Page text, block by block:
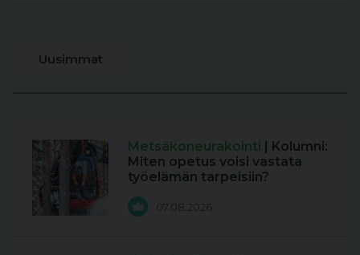
Uusimmat
Metsäkoneurakointi | Kolumni:
Miten opetus voisi vastata
työelämän tarpeisiin?
07.08.2026